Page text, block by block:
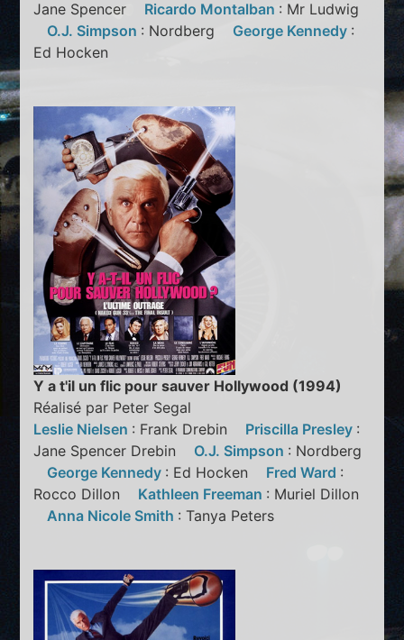
Jane Spencer Ricardo Montalban : Mr Ludwig
O.J. Simpson : Nordberg George Kennedy :
Ed Hocken
Y a t'il un flic pour sauver Hollywood (1994)
Réalisé par Peter Segal
Leslie Nielsen : Frank Drebin Priscilla Presley :
Jane Spencer Drebin O.J. Simpson : Nordberg
George Kennedy : Ed Hocken Fred Ward :
Rocco Dillon Kathleen Freeman : Muriel Dillon
Anna Nicole Smith : Tanya Peters